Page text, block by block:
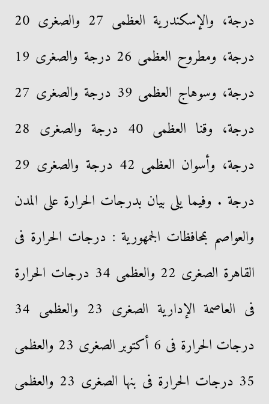
درجة، والإسكندرية العظمى 27 والصغرى 20
درجة، ومطروح العظمى 26 درجة والصغرى 19
درجة، وسوهاج العظمى 39 درجة والصغرى 27
درجة، وقنا العظمى 40 درجة والصغرى 28
درجة، وأسوان العظمى 42 درجة والصغرى 29
درجة . وفيما يلى بيان بدرجات الحرارة على المدن
والعواصم بمحافظات الجمهورية : درجات الحرارة فى
القاهرة الصغرى 22 والعظمى 34 درجات الحرارة
فى العاصمة الإدارية الصغرى 23 والعظمى 34
درجات الحرارة فى 6 أكتوبر الصغرى 23 والعظمى
35 درجات الحرارة فى بنها الصغرى 23 والعظمى